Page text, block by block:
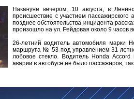
Накануне вечером, 10 августа, в
происшествие с участием
позднее обстоятельства инцидента
произошло на ул. Рейдовая около 9 часов
26-летний водитель автомобиля марки
маршрута № 53 под управлением 31-
лобовое стекло. Водитель Honda
аварии в автобусе не было пассажиров,